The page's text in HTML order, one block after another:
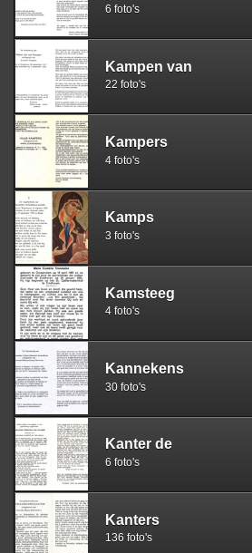
6 foto's
Kampen van
22 foto's
Kampers
4 foto's
Kamps
3 foto's
Kamsteeg
4 foto's
Kannekens
30 foto's
Kanter de
6 foto's
Kanters
136 foto's